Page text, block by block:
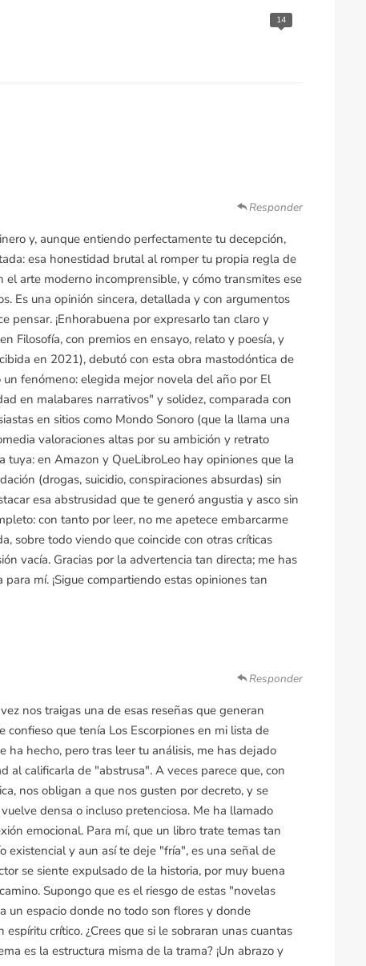
14
Responder
y, aunque entiendo perfectamente tu decepción,
esa honestidad brutal al romper tu propia regla de
arte moderno incomprensible, y cómo transmites ese
Es una opinión sincera, detallada y con argumentos
pensar. ¡Enhorabuena por expresarlo tan claro y
Filosofía, con premios en ensayo, relato y poesía, y
en 2021), debutó con esta obra mastodóntica de
fenómeno: elegida mejor novela del año por El
en malabares narrativos" y solidez, comparada con
en sitios como Mondo Sonoro (que la llama una
valoraciones altas por su ambición y retrato
tuya: en Amazon y QueLibroLeo hay opiniones que la
(drogas, suicidio, conspiraciones absurdas) sin
esa abstrusidad que te generó angustia y asco sin
con tanto por leer, no me apetece embarcarme
sobre todo viendo que coincide con otras críticas
vacía. Gracias por la advertencia tan directa; me has
mí. ¡Sigue compartiendo estas opiniones tan
Responder
nos traigas una de esas reseñas que generan
que tenía Los Escorpiones en mi lista de
hecho, pero tras leer tu análisis, me has dejado
al calificarla de "abstrusa". A veces parece que, con
nos obligan a que nos gusten por decreto, y se
densa o incluso pretenciosa. Me ha llamado
emocional. Para mí, que un libro trate temas tan
existencial y aun así te deje "fría", es una señal de
se siente expulsado de la historia, por muy buena
Supongo que es el riesgo de estas "novelas
un espacio donde no todo son flores y donde
crítico. ¿Crees que si le sobraran unas cuantas
es la estructura misma de la trama? ¡Un abrazo y